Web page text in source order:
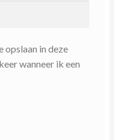
opslaan in deze
wanneer ik een